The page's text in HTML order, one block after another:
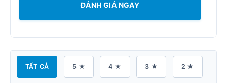
ĐÁNH GIÁ NGAY
TẤT CẢ 5 ★ 4 ★ 3 ★ 2 ★